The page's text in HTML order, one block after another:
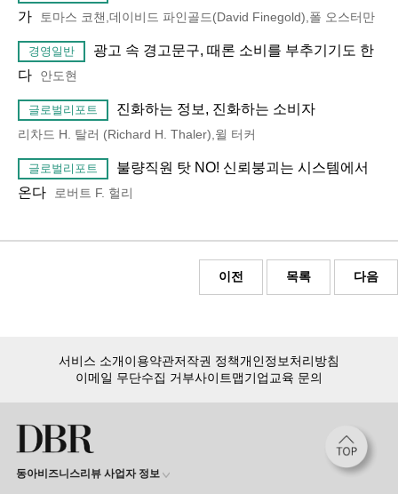
가
토마스 코챈,데이비드 파인골드(David Finegold),폴 오스터만
경영일반
광고 속 경고문구, 때론 소비를 부추기기도 한
다
안도현
글로벌리포트 진화하는 정보, 진화하는 소비자
리차드 H. 탈러 (Richard H. Thaler),윌 터커
글로벌리포트
불량직원 탓 NO! 신뢰붕괴는 시스템에서
온다
로버트 F. 헐리
이전 목록 다음
서비스 소개이용약관저작권 정책개인정보처리방침
이메일 무단수집 거부사이트맵기업교육 문의
동아비즈니스리뷰 사업자 정보